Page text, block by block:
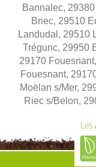
Bannalec,
Briec, 29510
Landudal, 29510
Trégunc, 29950
29170
Fouesnant,
Moëlan s/Mer,
Riec s/Belon,